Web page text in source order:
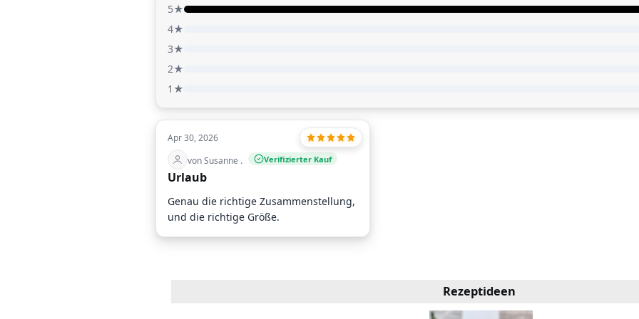
5★
4★
3★
2★
1★
Apr 30, 2026
von Susanne .
Verifizierter Kauf
Urlaub
Genau die richtige Zusammenstellung,
und die richtige Größe.
Rezeptideen